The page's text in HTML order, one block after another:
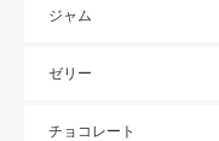
ジャム
ゼリー
チョコレート